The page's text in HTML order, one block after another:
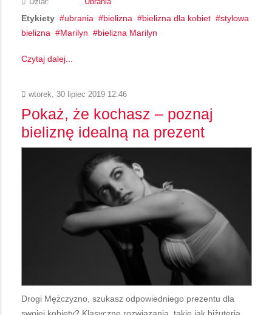
Dział: Ubrania
Etykiety ubrania bielizna bielizna dla kobiet
stylowa
bielizna
Marilyn bielizna Marilyn
Czytaj dalej...
wtorek, 30 lipiec 2019 12:46
Pokaż, że kochasz – poznaj
bieliznę idealną na prezent
Drogi Mężczyzno, szukasz odpowiedniego prezentu dla
swojej kobiety? Klasyczne rozwiązania, takie jak biżuteria,